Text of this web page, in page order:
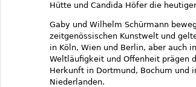
Hütte und Candida Höfer die
Gaby und Wilhelm Schürmann
zeitgenössischen Kunstwelt und
in Köln, Wien und Berlin, aber auch
Weltläufigkeit und Offenheit prägen
Herkunft in Dortmund, Bochum und
Niederlanden.